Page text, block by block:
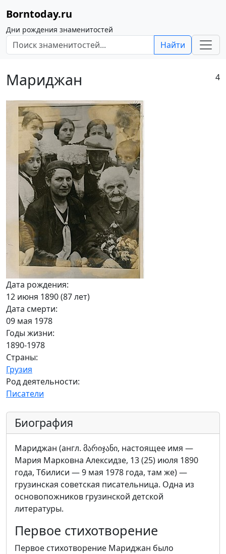
Borntoday.ru
Дни рождения знаменитостей
Найти
Мариджан 4
Дата рождения:
12 июня 1890 (87 лет)
Дата смерти:
09 мая 1978
Годы жизни:
1890-1978
Страны:
Грузия
Род деятельности:
Писатели
Биография
Мариджан (англ. მარიჯანი, настоящее имя —
Мария Марковна Алексидзе, 13 (25) июля 1890
года, Тбилиси — 9 мая 1978 года, там же) —
грузинская советская писательница. Одна из
основопожников грузинской детской
литературы.
Первое стихотворение
Первое стихотворение Мариджан было